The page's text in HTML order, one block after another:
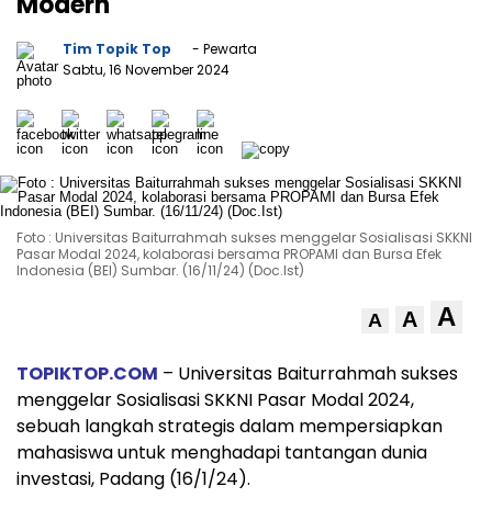
Tim Topik Top
- Pewarta
Sabtu, 16 November 2024
Foto : Universitas Baiturrahmah sukses menggelar Sosialisasi SKKNI
Pasar Modal 2024, kolaborasi bersama PROPAMI dan Bursa Efek
Indonesia (BEI) Sumbar. (16/11/24) (Doc.Ist)
A A A
TOPIKTOP.COM – Universitas Baiturrahmah sukses
menggelar Sosialisasi SKKNI Pasar Modal 2024,
sebuah langkah strategis dalam mempersiapkan
mahasiswa untuk menghadapi tantangan dunia
investasi, Padang (16/1/24).